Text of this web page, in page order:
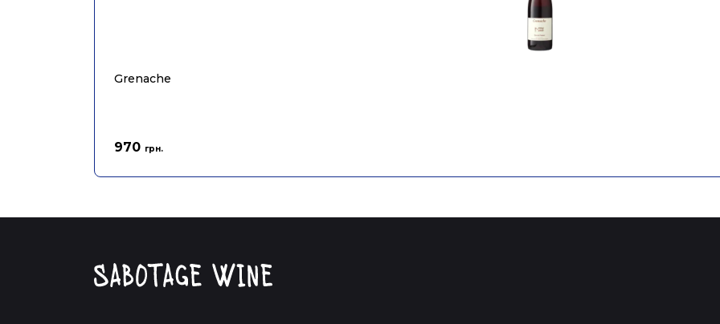
Grenache
970 грн.